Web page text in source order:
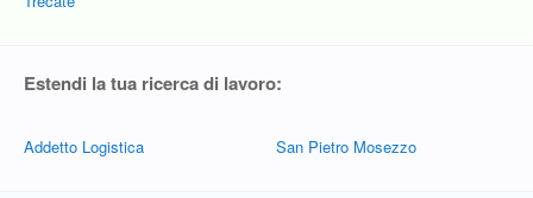
Estendi la tua ricerca di lavoro:
Addetto Logistica San Pietro Mosezzo